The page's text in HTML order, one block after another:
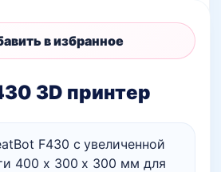
3D принтер
F430 с увеличенной
400 х 300 х 300 мм для
в избранное